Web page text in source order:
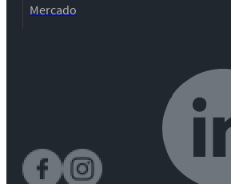
Mercado